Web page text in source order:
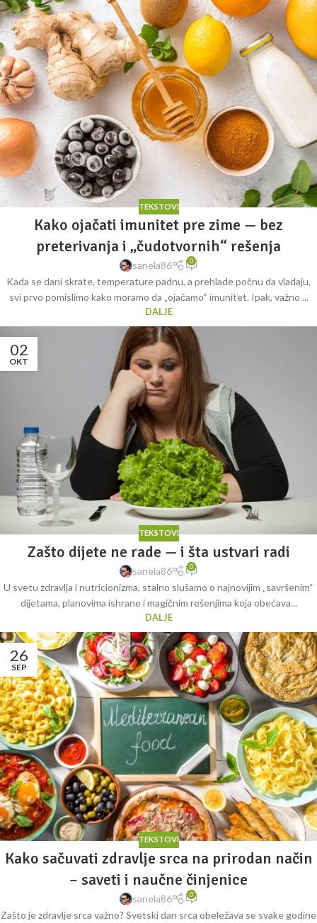
TEKSTOVI
Kako ojačati imunitet pre zime — bez
preterivanja i „čudotvornih“ rešenja
sanela86 0
Kada se dani skrate, temperature padnu, a prehlade počnu da vladaju,
svi prvo pomislimo kako moramo da „ojačamo“ imunitet. Ipak, važno ...
DALJE
02
OKT
TEKSTOVI
Zašto dijete ne rade — i šta ustvari radi
sanela86 0
U svetu zdravlja i nutricionizma, stalno slušamo o najnovijim „savršenim“
dijetama, planovima ishrane i magičnim rešenjima koja obećava...
DALJE
26
SEP
TEKSTOVI
Kako sačuvati zdravlje srca na prirodan način
– saveti i naučne činjenice
sanela86 0
Zašto je zdravlje srca važno? Svetski dan srca obeležava se svake godine